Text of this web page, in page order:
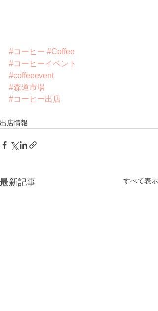
#コーヒー #Coffee
#コーヒーイベント
#coffeeevent
#森道市場
#コーヒー出店
出店情報
最新記事 すべて表示